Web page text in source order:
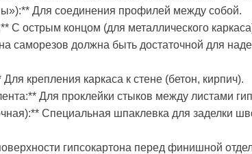
Для соединения профилей между собой.
С острым концом (для металлического
саморезов должна быть достаточной для
крепления каркаса к стене (бетон, кирпич).
Для проклейки стыков между листами
Специальная шпаклевка для заделки
гипсокартона перед финишной